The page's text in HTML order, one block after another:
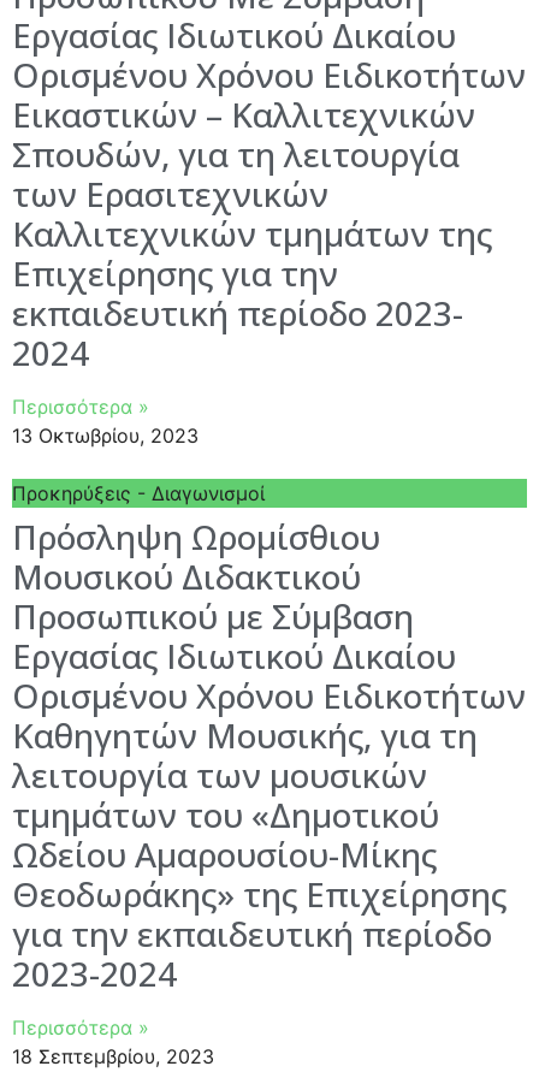
Εργασίας Ιδιωτικού Δικαίου
Ορισμένου Χρόνου Ειδικοτήτων
Εικαστικών – Καλλιτεχνικών
Σπουδών, για τη λειτουργία
των Ερασιτεχνικών
Καλλιτεχνικών τμημάτων της
Επιχείρησης για την
εκπαιδευτική περίοδο 2023-
2024
Περισσότερα »
13 Οκτωβρίου, 2023
Προκηρύξεις - Διαγωνισμοί
Πρόσληψη Ωρομίσθιου
Μουσικού Διδακτικού
Προσωπικού με Σύμβαση
Εργασίας Ιδιωτικού Δικαίου
Ορισμένου Χρόνου Ειδικοτήτων
Καθηγητών Μουσικής, για τη
λειτουργία των μουσικών
τμημάτων του «Δημοτικού
Ωδείου Αμαρουσίου-Μίκης
Θεοδωράκης» της Επιχείρησης
για την εκπαιδευτική περίοδο
2023-2024
Περισσότερα »
18 Σεπτεμβρίου, 2023